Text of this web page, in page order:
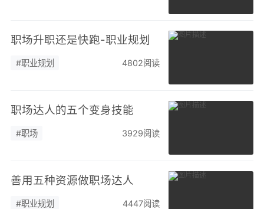
职场升职还是快跑-职业规划
#职业规划 4802阅读
职场达人的五个变身技能
#职场 3929阅读
善用五种资源做职场达人
#职业规划 4447阅读